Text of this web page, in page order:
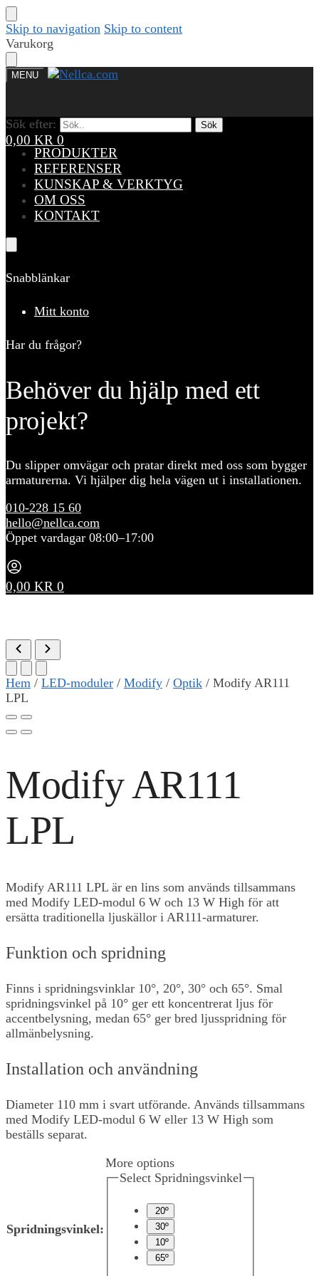
Skip to navigation Skip to content
Varukorg
MENU
Sök efter: Sök
0,00 KR 0
Sök efter: Sök
PRODUKTER
REFERENSER
KUNSKAP & VERKTYG
OM OSS
KONTAKT
Snabblänkar
Mitt konto
Har du frågor?
Behöver du hjälp med ett
projekt?
Du slipper omvägar och pratar direkt med oss som bygger
armaturerna. Vi hjälper dig hela vägen ut i installationen.
010-228 15 60
hello@nellca.com
Öppet vardagar 08:00–17:00
0,00 KR 0
Hem / LED-moduler / Modify / Optik / Modify AR111
LPL
Modify AR111
LPL
Modify AR111 LPL är en lins som används tillsammans
med Modify LED-modul 6 W och 13 W High för att
ersätta traditionella ljuskällor i AR111-armaturer.
Funktion och spridning
Finns i spridningsvinklar 10°, 20°, 30° och 65°. Smal
spridningsvinkel på 10° ger ett koncentrerat ljus för
accentbelysning, medan 65° ger bred ljusspridning för
allmänbelysning.
Installation och användning
Diameter 110 mm i svart utförande. Används tillsammans
med Modify LED-modul 6 W eller 13 W High som
beställs separat.
Spridningsvinkel:
More options
Select Spridningsvinkel
20º
30º
10º
65º